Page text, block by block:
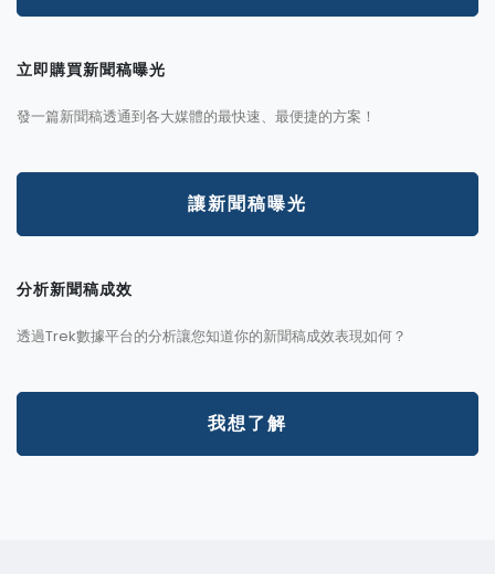
立即購買新聞稿曝光
發一篇新聞稿透通到各大媒體的最快速、最便捷的方案！
讓新聞稿曝光
分析新聞稿成效
透過Trek數據平台的分析讓您知道你的新聞稿成效表現如何？
我想了解